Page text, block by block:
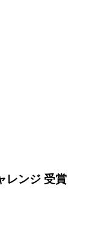
レンジ 受賞